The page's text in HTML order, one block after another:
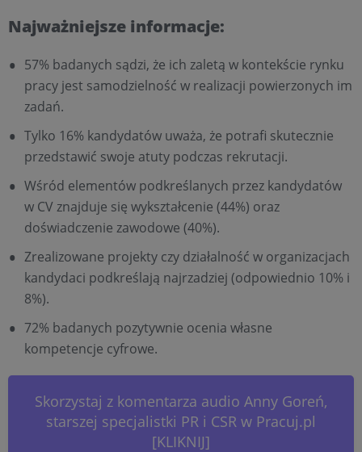
Najważniejsze informacje:
57% badanych sądzi, że ich zaletą w kontekście rynku
pracy jest samodzielność w realizacji powierzonych im
zadań.
Tylko 16% kandydatów uważa, że potrafi skutecznie
przedstawić swoje atuty podczas rekrutacji.
Wśród elementów podkreślanych przez kandydatów
w CV znajduje się wykształcenie (44%) oraz
doświadczenie zawodowe (40%).
Zrealizowane projekty czy działalność w organizacjach
kandydaci podkreślają najrzadziej (odpowiednio 10% i
8%).
72% badanych pozytywnie ocenia własne
kompetencje cyfrowe.
Skorzystaj z komentarza audio Anny Goreń,
starszej specjalistki PR i CSR w Pracuj.pl
[KLIKNIJ]